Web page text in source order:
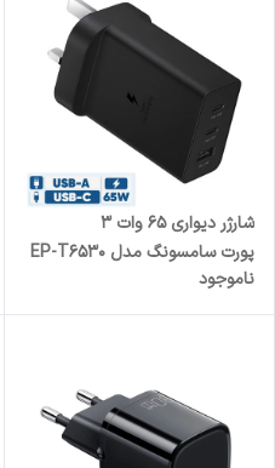
شارژر دیواری 65 وات 3
پورت سامسونگ مدل EP-T6530
ناموجود